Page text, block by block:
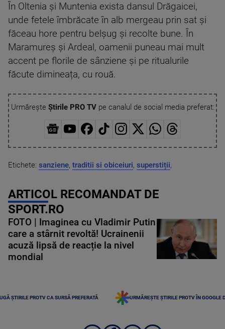
În Oltenia și Muntenia exista dansul Drăgaicei,
unde fetele îmbrăcate în alb mergeau prin sat și
făceau hore pentru belșug și recolte bune. În
Maramureș și Ardeal, oamenii puneau mai mult
accent pe florile de sânziene și pe ritualurile
făcute dimineața, cu rouă.
Urmărește Știrile PRO TVpe canalul de social media preferat:
Etichete: sanziene, traditii si obiceiuri, superstiții,
ARTICOL RECOMANDAT DE
SPORT.RO
FOTO | Imaginea cu Vladimir Putin
care a stârnit revoltă! Ucrainenii
acuză lipsă de reacție la nivel
mondial
ȘTIRILE PROTV CA SURSĂ PREFERATĂ URMĂREȘTE ȘTIRILE PROTV ÎN GOOGLE